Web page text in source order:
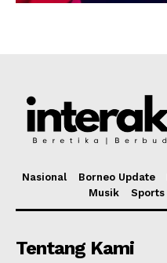
Nasional Borneo Update
Musik
Sports
Tentang Kami